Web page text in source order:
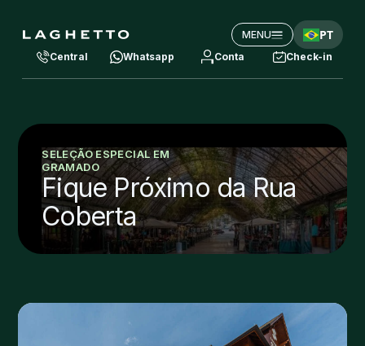
MENU PT
Central Whatsapp Conta Check-in
SELEÇÃO ESPECIAL EM
GRAMADO
Fique Próximo da Rua
Coberta